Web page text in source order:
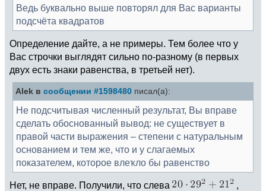
Ведь буквально выше повторял для Вас варианты
подсчёта квадратов
Определение дайте, а не примеры. Тем более что у
Вас строчки выглядят сильно по-разному (в первых
двух есть знаки равенства, в третьей нет).
Alek в сообщении #1598480 писал(а):
Не подсчитывая численный результат, Вы вправе
сделать обоснованный вывод: не существует в
правой части выражения – степени с натуральным
основанием и тем же, что и у слагаемых
показателем, которое влеҡло бы равенство
Нет, не вправе. Получили, что слева
,